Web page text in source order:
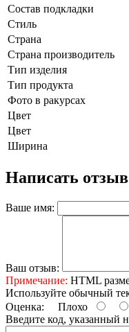
Состав подкладки
Стиль
Страна
Страна производитель
Тип изделия
Тип продукта
Фото в ракурсах
Цвет
Цвет
Ширина
Написать отзыв
Ваше имя:
Ваш отзыв:
Примечание: HTML
Используйте обычный
Оценка: Плохо
Введите код, указанный